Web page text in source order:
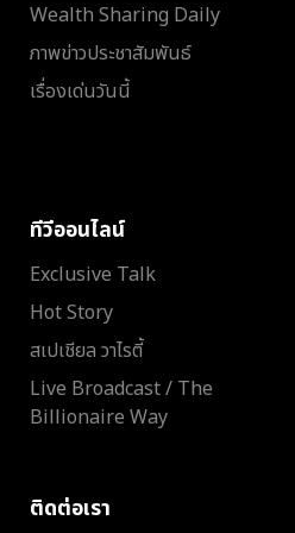
Wealth Sharing Daily
ภาพข่าวประชาสัมพันธ์
เรื่องเด่นวันนี้
ทีวีออนไลน์
Exclusive Talk
Hot Story
สเปเชียล วาไรตี้
Live Broadcast / The
Billionaire Way
ติดต่อเรา